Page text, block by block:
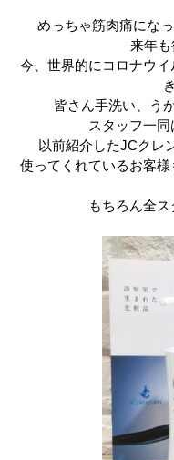
めっちゃ筋肉痛にな
来年も
今、世界的にコロナウ
皆さん手洗い、う
スタッフ一同
以前紹介したJCクレ
使ってくれているお客
もちろん全ス